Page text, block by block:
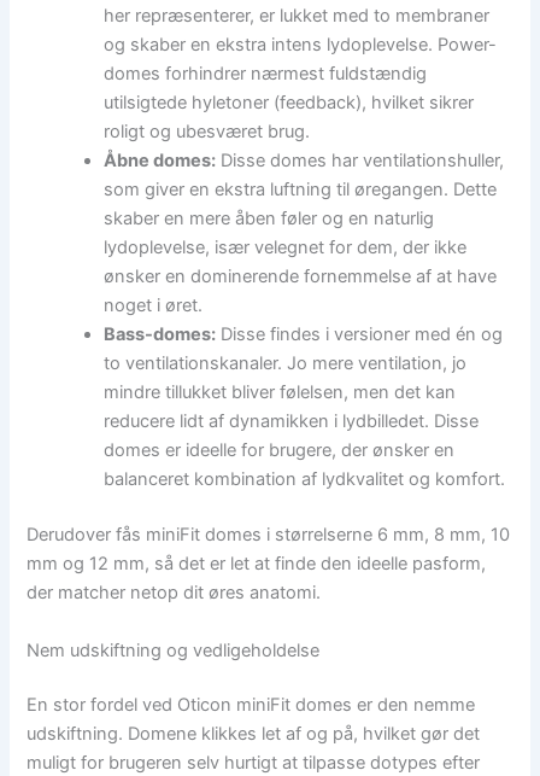
her repræsenterer, er lukket med to membraner
og skaber en ekstra intens lydoplevelse. Power-
domes forhindrer nærmest fuldstændig
utilsigtede hyletoner (feedback), hvilket sikrer
roligt og ubesværet brug.
Åbne domes: Disse domes har ventilationshuller,
som giver en ekstra luftning til øregangen. Dette
skaber en mere åben føler og en naturlig
lydoplevelse, især velegnet for dem, der ikke
ønsker en dominerende fornemmelse af at have
noget i øret.
Bass-domes: Disse findes i versioner med én og
to ventilationskanaler. Jo mere ventilation, jo
mindre tillukket bliver følelsen, men det kan
reducere lidt af dynamikken i lydbilledet. Disse
domes er ideelle for brugere, der ønsker en
balanceret kombination af lydkvalitet og komfort.
Derudover fås miniFit domes i størrelserne 6 mm, 8 mm, 10
mm og 12 mm, så det er let at finde den ideelle pasform,
der matcher netop dit øres anatomi.
Nem udskiftning og vedligeholdelse
En stor fordel ved Oticon miniFit domes er den nemme
udskiftning. Domene klikkes let af og på, hvilket gør det
muligt for brugeren selv hurtigt at tilpasse dotypes efter